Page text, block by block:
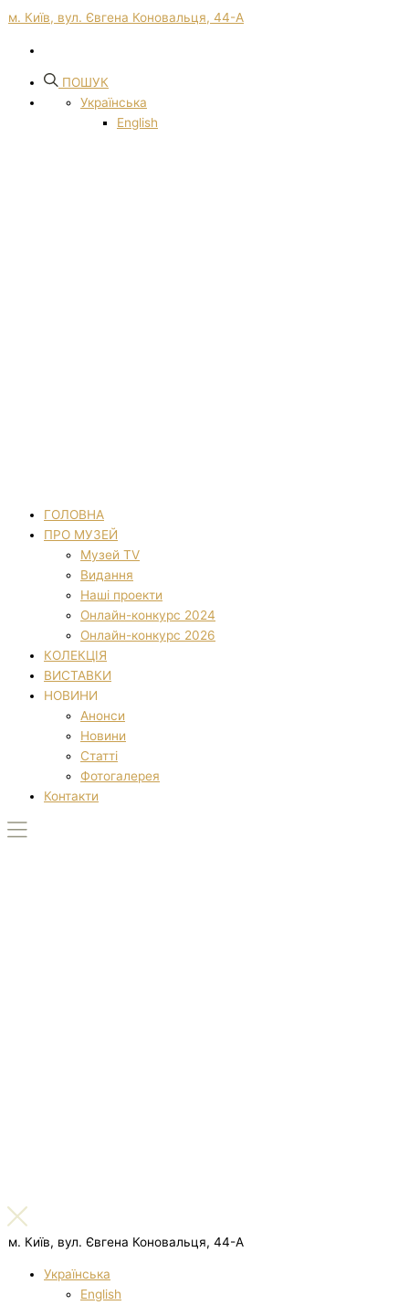
м. Київ, вул. Євгена Коновальця, 44-А
ПОШУК
Українська
English
ГОЛОВНА
ПРО МУЗЕЙ
Музей TV
Видання
Наші проекти
Онлайн-конкурс 2024
Онлайн-конкурс 2026
КОЛЕКЦІЯ
ВИСТАВКИ
НОВИНИ
Анонси
Новини
Статті
Фотогалерея
Контакти
м. Київ, вул. Євгена Коновальця, 44-А
Українська
English